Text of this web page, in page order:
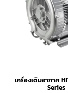
เครื่องเติมอากาศ
Series